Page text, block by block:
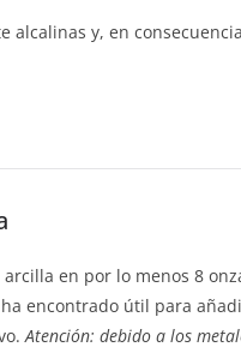
alcalinas y, en
en por lo menos 8
encontrado útil para
Atención: debido a los